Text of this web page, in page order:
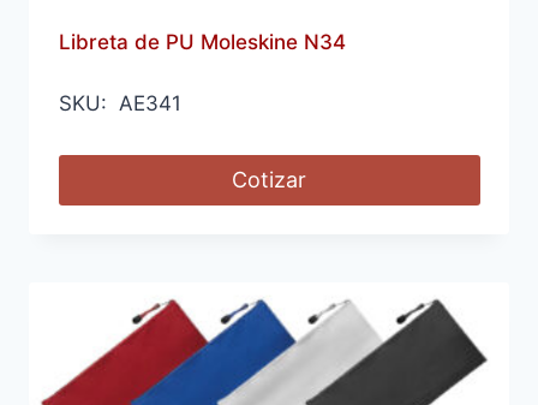
Libreta de PU Moleskine N34
SKU: AE341
Cotizar